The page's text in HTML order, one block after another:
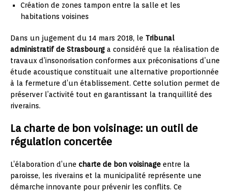
Création de zones tampon entre la salle et les
habitations voisines
Dans un jugement du 14 mars 2018, le Tribunal
administratif de Strasbourg a considéré que la réalisation de
travaux d’insonorisation conformes aux préconisations d’une
étude acoustique constituait une alternative proportionnée
à la fermeture d’un établissement. Cette solution permet de
préserver l’activité tout en garantissant la tranquillité des
riverains.
La charte de bon voisinage: un outil de
régulation concertée
L’élaboration d’une charte de bon voisinage entre la
paroisse, les riverains et la municipalité représente une
démarche innovante pour prévenir les conflits. Ce